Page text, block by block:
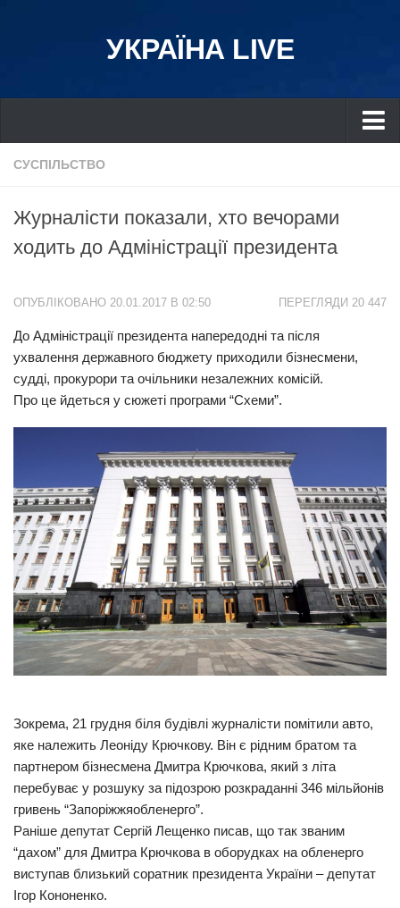
УКРАЇНА LIVE
Україна
Дніпро
Львів
Харків
Донбас
Одеса
Схід
Прикарпаття
Політика
Світ
Цікаво
Наука
Технології
Історії
Рецепти
Події
Кримінал
Трагедії
Курйози
Суспільство
СУСПІЛЬСТВО
Журналісти показали, хто вечорами
ходить до Адміністрації президента
ПЕРЕГЛЯДИ 20 447
ОПУБЛІКОВАНО 20.01.2017 В 02:50
До Адміністрації президента напередодні та після
ухвалення державного бюджету приходили бізнесмени,
судді, прокурори та очільники незалежних комісій.
Про це йдеться у сюжеті програми “Схеми”.
Зокрема, 21 грудня біля будівлі журналісти помітили авто,
яке належить Леоніду Крючкову. Він є рідним братом та
партнером бізнесмена Дмитра Крючкова, який з літа
перебуває у розшуку за підозрою розкраданні 346 мільйонів
гривень “Запоріжжяобленерго”.
Раніше депутат Сергій Лещенко писав, що так званим
“дахом” для Дмитра Крючкова в оборудках на обленерго
виступав близький соратник президента України – депутат
Ігор Кононенко.